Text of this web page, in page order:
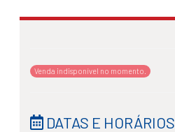
Venda indisponível no momento.
DATAS E HORÁRIOS